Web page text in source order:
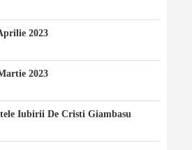
2023
2023
Iubirii De Cristi Giambasu